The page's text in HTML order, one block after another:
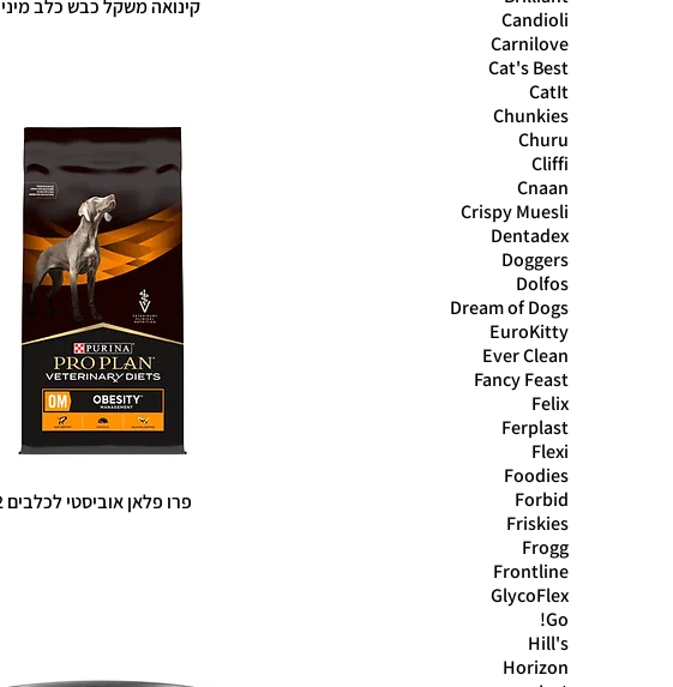
Candioli
Carnilove
Cat's Best
CatIt
Chunkies
Churu
Cliffi
Cnaan
Crispy Muesli
Dentadex
Doggers
Dolfos
Dream of Dogs
EuroKitty
Ever Clean
Fancy Feast
Felix
Ferplast
Flexi
Foodies
Forbid
Friskies
Frogg
Frontline
GlycoFlex
Go!
Hill's
Horizon
קינואה משקל כבש כלב מיני 2.5 קג ND
פרו פלאן אוביסטי לכלבים 12 ק"ג OM